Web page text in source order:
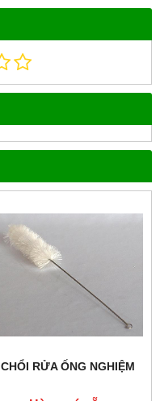
CHỔI RỬA ỐNG NGHIỆM